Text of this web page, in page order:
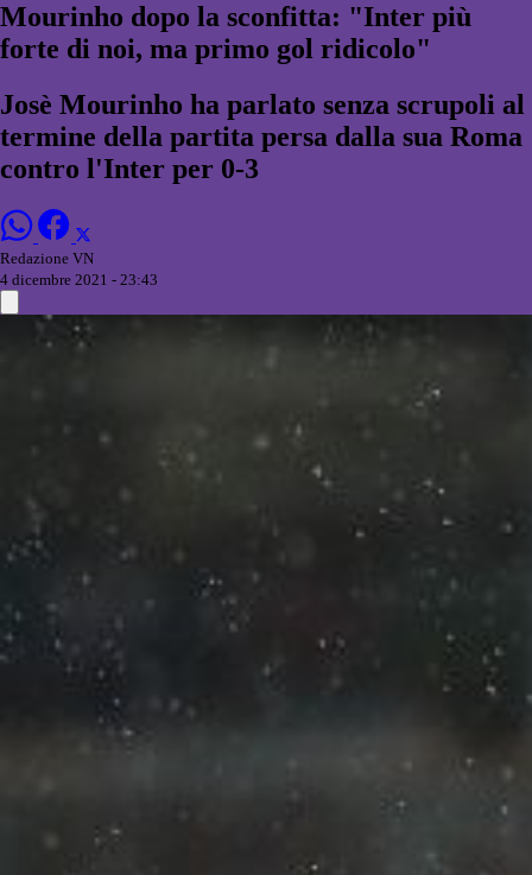
Mourinho dopo la sconfitta: "Inter più
forte di noi, ma primo gol ridicolo"
Josè Mourinho ha parlato senza scrupoli al
termine della partita persa dalla sua Roma
contro l'Inter per 0-3
Redazione VN
4 dicembre 2021 - 23:43